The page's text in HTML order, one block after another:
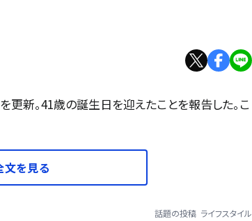
新。41歳の誕生日を迎えたことを報告した。こ
文を見る
話題の投稿 ライフスタイル